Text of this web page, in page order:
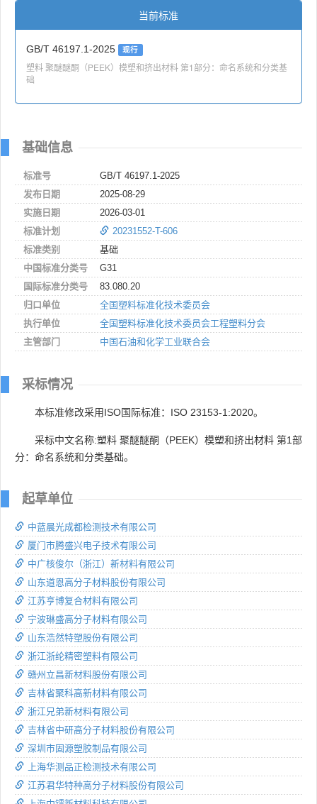
当前标准
GB/T 46197.1-2025 现行
塑料 聚醚醚酮（PEEK）模塑和挤出材料 第1部分：命名系统和分类基
础
基础信息
标准号
GB/T 46197.1-2025
发布日期
2025-08-29
实施日期
2026-03-01
标准计划
20231552-T-606
标准类别
基础
中国标准分类号
G31
国际标准分类号
83.080.20
归口单位
全国塑料标准化技术委员会
执行单位
全国塑料标准化技术委员会工程塑料分会
主管部门
中国石油和化学工业联合会
采标情况
本标准修改采用ISO国际标准：ISO 23153-1:2020。
采标中文名称:塑料 聚醚醚酮（PEEK）模塑和挤出材料 第1部
分：命名系统和分类基础。
起草单位
中蓝晨光成都检测技术有限公司
厦门市腾盛兴电子技术有限公司
中广核俊尔（浙江）新材料有限公司
山东道恩高分子材料股份有限公司
江苏亨博复合材料有限公司
宁波琳盛高分子材料有限公司
山东浩然特塑股份有限公司
浙江浙纶精密塑料有限公司
赣州立昌新材料股份有限公司
吉林省聚科高新材料有限公司
浙江兄弟新材料有限公司
吉林省中研高分子材料股份有限公司
深圳市固源塑胶制品有限公司
上海华测品正检测技术有限公司
江苏君华特种高分子材料股份有限公司